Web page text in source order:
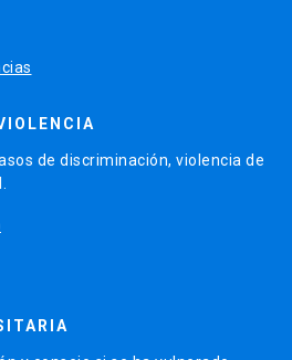
de discriminación, violencia de